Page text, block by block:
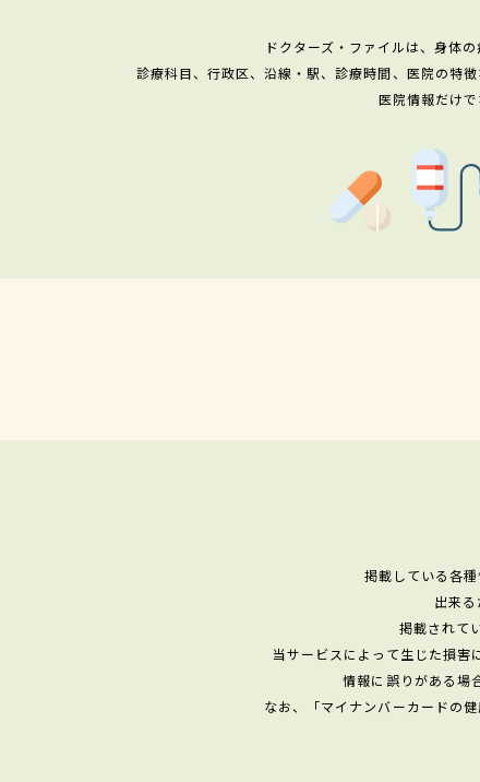
ドクターズ・ファイルは、身体
診療科目、行政区、沿線・駅、診療時間、医院の特
医院情報だけ
掲載している各
出来
掲載されて
当サービスによって生じた損害
情報に誤りがある場
なお、「マイナンバーカードの